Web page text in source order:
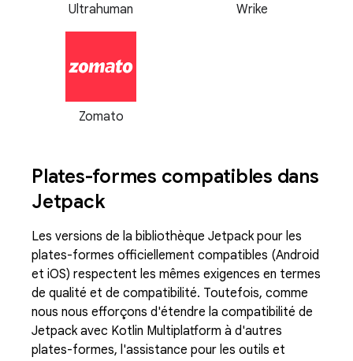
Ultrahuman Wrike
Zomato
Plates-formes compatibles dans
Jetpack
Les versions de la bibliothèque Jetpack pour les
plates-formes officiellement compatibles (Android
et iOS) respectent les mêmes exigences en termes
de qualité et de compatibilité. Toutefois, comme
nous nous efforçons d'étendre la compatibilité de
Jetpack avec Kotlin Multiplatform à d'autres
plates-formes, l'assistance pour les outils et